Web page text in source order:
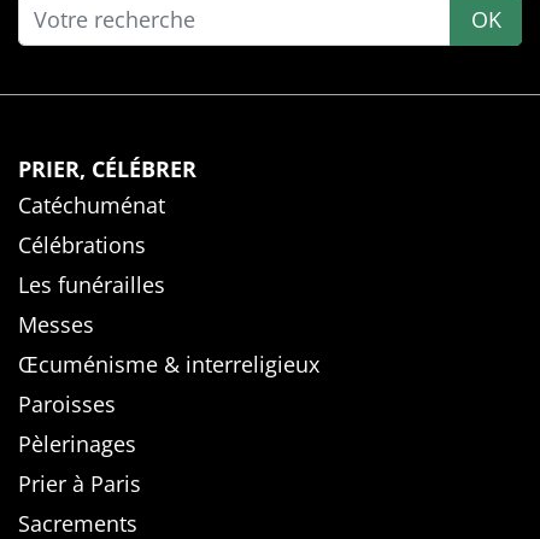
OK
PRIER, CÉLÉBRER
Catéchuménat
Célébrations
Les funérailles
Messes
Œcuménisme & interreligieux
Paroisses
Pèlerinages
Prier à Paris
Sacrements